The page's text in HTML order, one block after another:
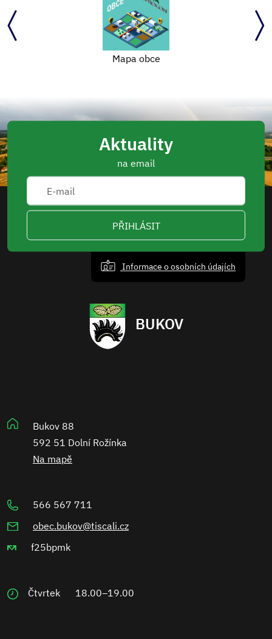
Oblastní charita Žďár nad Sázavou
Aktuality
na email
PŘIHLÁSIT
Informace o osobních údajích
BUKOV
Bukov 88
592 51 Dolní Rožínka
Na mapě
566 567 711
obec.bukov@tiscali.cz
f25bpmk
Čtvrtek 18.00–19.00